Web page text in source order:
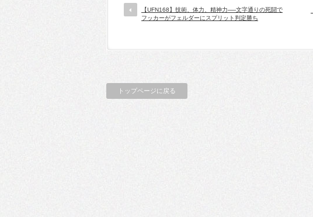
【UFN168】技術、体力、精神力──文字通りの死闘で
フッカーがフェルダーにスプリット判定勝ち
トップページに戻る